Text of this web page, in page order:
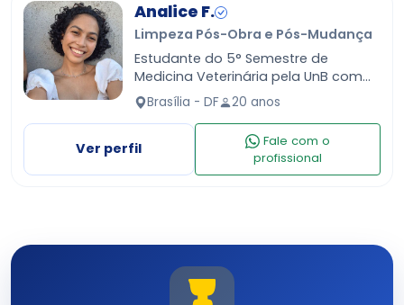
Analice F.
Limpeza Pós-Obra e Pós-Mudança
Estudante do 5° Semestre de
Medicina Veterinária pela UnB com
experiência em internação intensiva
UTI. Tenho 3 cachorros e 4 gatose
procuro oportunidades de t…
Brasília - DF 20 anos
Ver perfil
Fale com o
profissional